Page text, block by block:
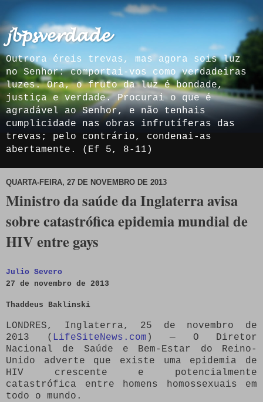
𝓳𝓫𝓹𝓼𝓿𝓮𝓻𝓭𝓪𝓭𝓮
Outrora éreis trevas, mas agora sois luz
no Senhor: comportai-vos como verdadeiras
luzes. Ora, o fruto da luz é bondade,
justiça e verdade. Procurai o que é
agradável ao Senhor, e não tenhais
cumplicidade nas obras infrutíferas das
trevas; pelo contrário, condenai-as
abertamente. (Ef 5, 8-11)
QUARTA-FEIRA, 27 DE NOVEMBRO DE 2013
Ministro da saúde da Inglaterra avisa
sobre catastrófica epidemia mundial de
HIV entre gays
Julio Severo
27 de novembro de 2013
Thaddeus Baklinski
LONDRES, Inglaterra, 25 de novembro de
2013 ( LifeSiteNews.com ) — O Diretor
Nacional de Saúde e Bem-Estar do Reino-
Unido adverte que existe uma epidemia de
HIV crescente e potencialmente
catastrófica entre homens homossexuais em
todo o mundo.